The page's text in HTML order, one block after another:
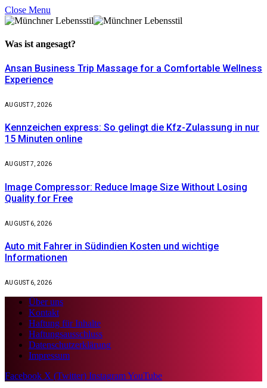
Close Menu
Was ist angesagt?
Ansan Business Trip Massage for a Comfortable Wellness
Experience
AUGUST 7, 2026
Kennzeichen express: So gelingt die Kfz-Zulassung in nur
15 Minuten online
AUGUST 7, 2026
Image Compressor: Reduce Image Size Without Losing
Quality for Free
AUGUST 6, 2026
Auto mit Fahrer in Südindien Kosten und wichtige
Informationen
AUGUST 6, 2026
Über uns
Kontakt
Haftung für Inhalte
Haftungsausschluss
Datenschutzerklärung
Impressum
Facebook X (Twitter) InstagramYouTube